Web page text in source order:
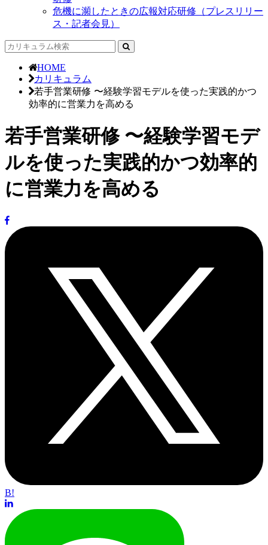
危機に瀕したときの広報対応研修（プレスリリー
ス・記者会見）
HOME
カリキュラム
若手営業研修 〜経験学習モデルを使った実践的かつ
効率的に営業力を高める
若手営業研修 〜経験学習モデ
ルを使った実践的かつ効率的
に営業力を高める
B!